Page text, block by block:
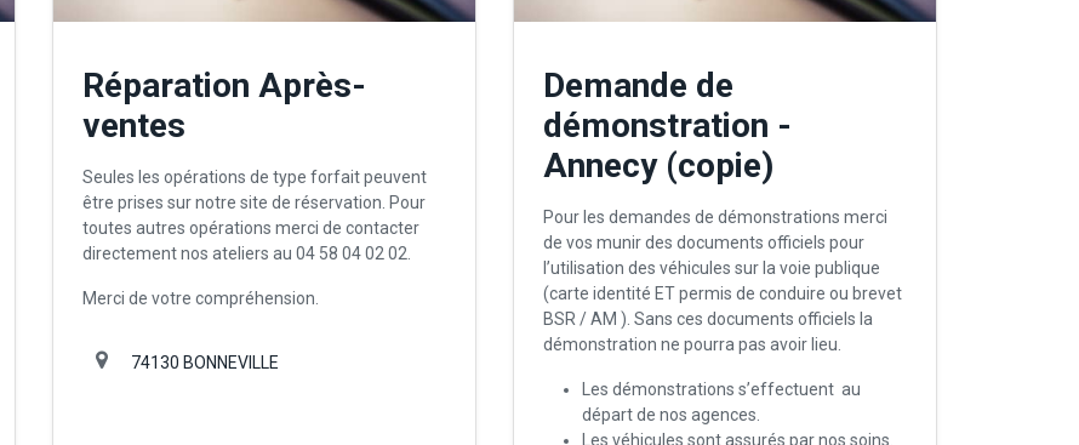
Réparation Après-
ventes
Seules les opérations de type forfait peuvent
être prises sur notre site de réservation. Pour
toutes autres opérations merci de contacter
directement nos ateliers au 04 58 04 02 02.
Merci de votre compréhension.
74130 BONNEVILLE
Demande de
démonstration -
Annecy (copie)
Pour les demandes de démonstrations merci
de vos munir des documents officiels pour
l’utilisation des véhicules sur la voie publique
(carte identité ET permis de conduire ou brevet
BSR / AM ). Sans ces documents officiels la
démonstration ne pourra pas avoir lieu.
Les démonstrations s’effectuent au
départ de nos agences.
Les véhicules sont assurés par nos soins.